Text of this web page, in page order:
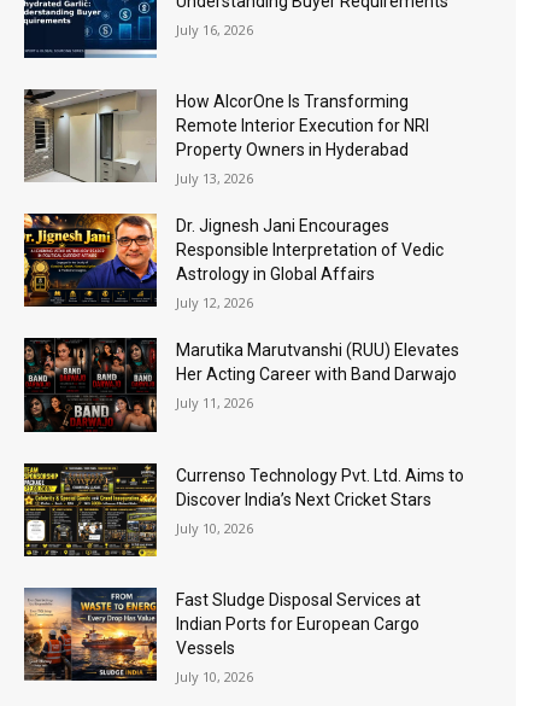
July 16, 2026
How AlcorOne Is Transforming
Remote Interior Execution for NRI
Property Owners in Hyderabad
July 13, 2026
Dr. Jignesh Jani Encourages
Responsible Interpretation of Vedic
Astrology in Global Affairs
July 12, 2026
Marutika Marutvanshi (RUU) Elevates
Her Acting Career with Band Darwajo
July 11, 2026
Currenso Technology Pvt. Ltd. Aims to
Discover India’s Next Cricket Stars
July 10, 2026
Fast Sludge Disposal Services at
Indian Ports for European Cargo
Vessels
July 10, 2026